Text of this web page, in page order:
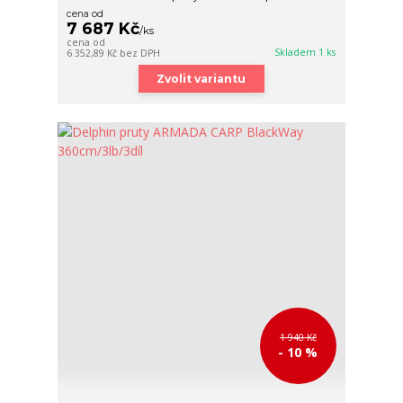
cena od
7 687 Kč/ks
cena od
6 352,89 Kč bez DPH Skladem 1 ks
Zvolit variantu
1 940 Kč
- 10 %